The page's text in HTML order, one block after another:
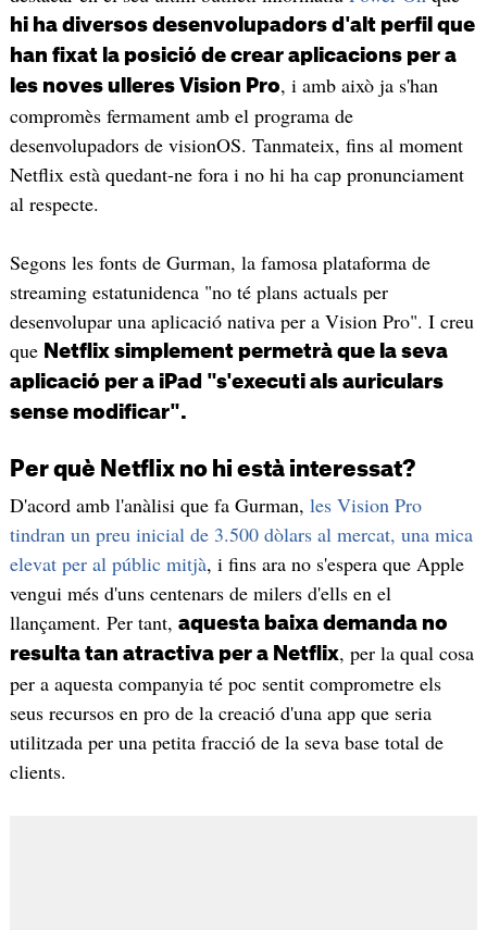
hi ha diversos desenvolupadors d'alt perfil que
han fixat la posició de crear aplicacions per a
les noves ulleres Vision Pro, i amb això ja s'han
compromès fermament amb el programa de
desenvolupadors de visionOS. Tanmateix, fins al moment
Netflix està quedant-ne fora i no hi ha cap pronunciament
al respecte.
Segons les fonts de Gurman, la famosa plataforma de
streaming estatunidenca "no té plans actuals per
desenvolupar una aplicació nativa per a Vision Pro". I creu
que Netflix simplement permetrà que la seva
aplicació per a iPad "s'executi als auriculars
sense modificar".
Per què Netflix no hi està interessat?
D'acord amb l'anàlisi que fa Gurman, les Vision Pro
tindran un preu inicial de 3.500 dòlars al mercat, una mica
elevat per al públic mitjà, i fins ara no s'espera que Apple
vengui més d'uns centenars de milers d'ells en el
llançament. Per tant, aquesta baixa demanda no
resulta tan atractiva per a Netflix, per la qual cosa
per a aquesta companyia té poc sentit comprometre els
seus recursos en pro de la creació d'una app que seria
utilitzada per una petita fracció de la seva base total de
clients.